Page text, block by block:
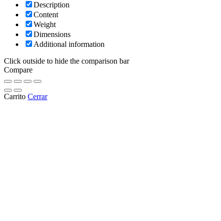
Description
Content
Weight
Dimensions
Additional information
Click outside to hide the comparison bar
Compare
Carrito Cerrar